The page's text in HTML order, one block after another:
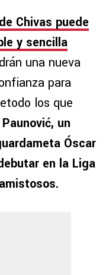
Chivas puede
y sencilla
una nueva
para
los que
un
Óscar
en la Liga